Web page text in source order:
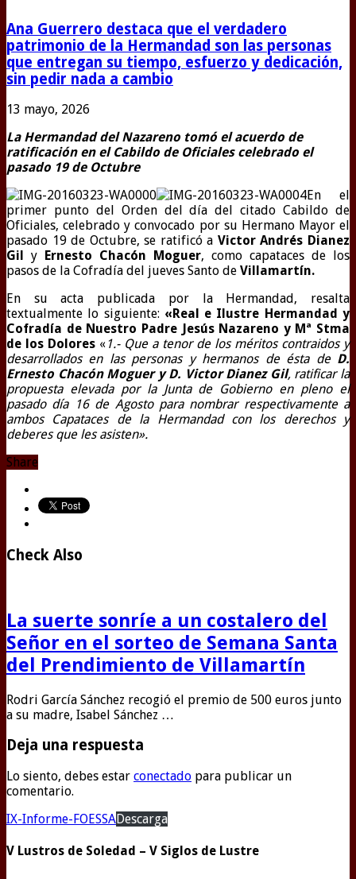
Ana Guerrero destaca que el verdadero
patrimonio de la Hermandad son las personas
que entregan su tiempo, esfuerzo y dedicación,
sin pedir nada a cambio
13 mayo, 2026
La Hermandad del Nazareno tomó el acuerdo de
ratificación en el Cabildo de Oficiales celebrado el
pasado 19 de Octubre
En el
primer punto del Orden del día del citado Cabildo de
Oficiales, celebrado y convocado por su Hermano Mayor el
pasado 19 de Octubre, se ratificó a Victor Andrés Dianez
Gil
y Ernesto Chacón Moguer, como capataces de los
pasos de la Cofradía del jueves Santo de Villamartín.
En su acta publicada por la Hermandad, resalta
textualmente lo siguiente: «Real e Ilustre Hermandad y
Cofradía de Nuestro Padre Jesús Nazareno y Mª Stma
de los Dolores « 1.- Que a tenor de los méritos contraidos y
desarrollados en las personas y hermanos de ésta de D.
Ernesto Chacón Moguer y D. Victor Dianez Gil, ratificar la
propuesta elevada por la Junta de Gobierno en pleno el
pasado día 16 de Agosto para nombrar respectivamente a
ambos Capataces de la Hermandad con los derechos y
deberes que les asisten».
Share
Check Also
La suerte sonríe a un costalero del
Señor en el sorteo de Semana Santa
del Prendimiento de Villamartín
Rodri García Sánchez recogió el premio de 500 euros junto
a su madre, Isabel Sánchez …
Deja una respuesta
Lo siento, debes estar conectado para publicar un
comentario.
IX-Informe-FOESSADescarga
V Lustros de Soledad – V Siglos de Lustre